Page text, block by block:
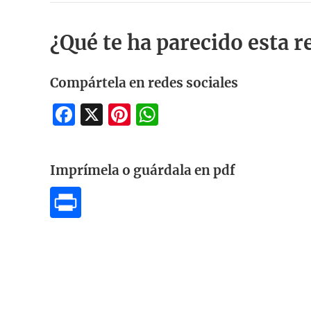
¿Qué te ha parecido esta
Compártela en redes sociales
Facebook
X Pinterest
Imprímela o guárdala en pdf